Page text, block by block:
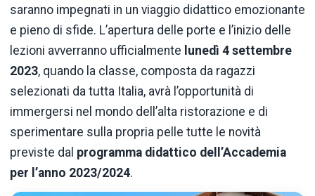
saranno impegnati in un viaggio didattico emozionante
e pieno di sfide. L’apertura delle porte e l’inizio delle
lezioni avverranno ufficialmente lunedì 4 settembre
2023, quando la classe, composta da ragazzi
selezionati da tutta Italia, avrà l’opportunità di
immergersi nel mondo dell’alta ristorazione e di
sperimentare sulla propria pelle tutte le novità
previste dal programma didattico dell’Accademia
per l’anno 2023/2024.